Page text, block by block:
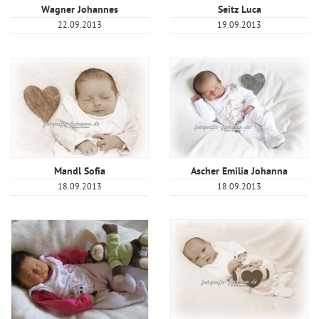
Wagner Johannes
22.09.2013
Seitz Luca
19.09.2013
Mandl Sofia
18.09.2013
Ascher Emilia Johanna
18.09.2013